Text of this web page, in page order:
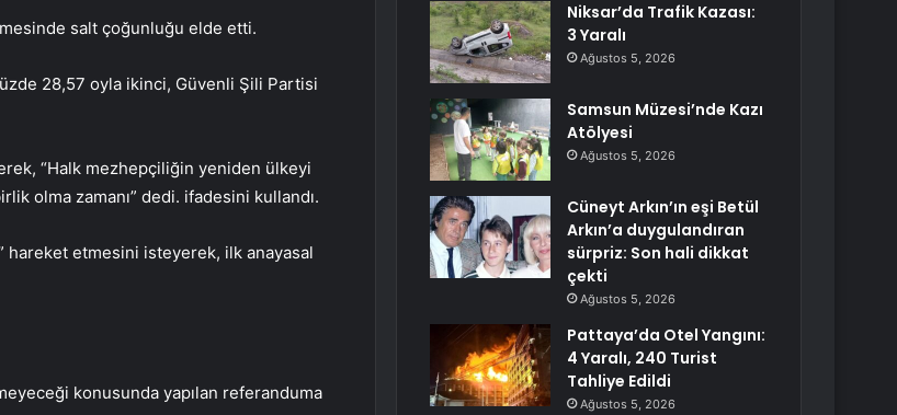
salt çoğunluğu elde etti.
28,57 oyla ikinci, Güvenli Şili Partisi
“Halk mezhepçiliğin yeniden ülkeyi
olma zamanı” dedi. ifadesini kullandı.
hareket etmesini isteyerek, ilk anayasal
konusunda yapılan referanduma
Niksar’da Trafik Kazası:
3 Yaralı
Ağustos 5, 2026
Samsun Müzesi’nde Kazı
Atölyesi
Ağustos 5, 2026
Cüneyt Arkın’ın eşi Betül
Arkın’a duygulandıran
sürpriz: Son hali dikkat
çekti
Ağustos 5, 2026
Pattaya’da Otel Yangını:
4 Yaralı, 240 Turist
Tahliye Edildi
Ağustos 5, 2026